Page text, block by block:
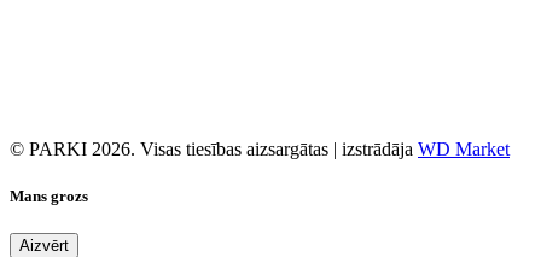
© PARKI 2026. Visas tiesības aizsargātas | izstrādāja WD Market
Mans grozs
Aizvērt